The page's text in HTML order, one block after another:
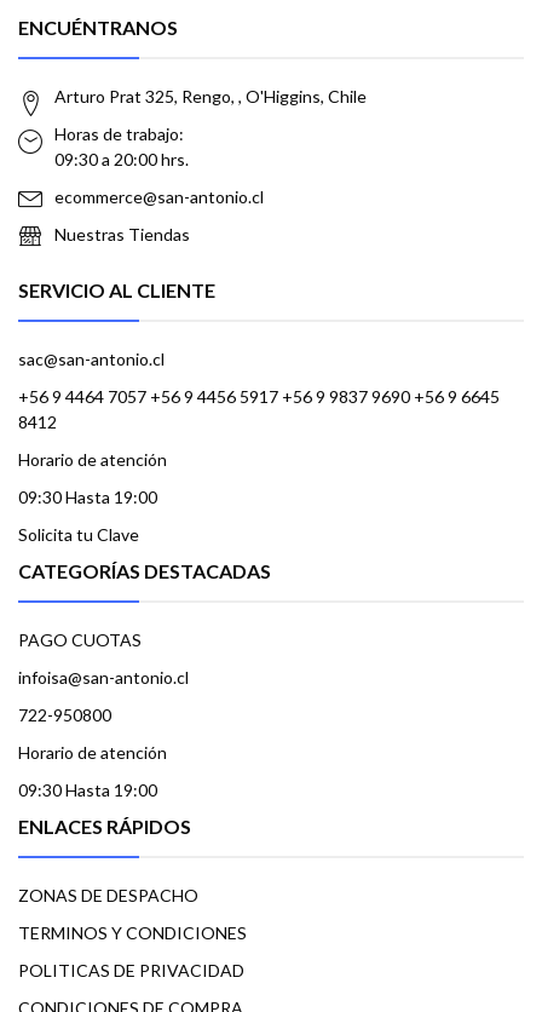
ENCUÉNTRANOS
Arturo Prat 325, Rengo, , O'Higgins, Chile
Horas de trabajo:
09:30 a 20:00 hrs.
ecommerce@san-antonio.cl
Nuestras Tiendas
SERVICIO AL CLIENTE
sac@san-antonio.cl
+56 9 4464 7057 +56 9 4456 5917 +56 9 9837 9690 +56 9 6645
8412
Horario de atención
09:30 Hasta 19:00
Solicita tu Clave
CATEGORÍAS DESTACADAS
PAGO CUOTAS
infoisa@san-antonio.cl
722-950800
Horario de atención
09:30 Hasta 19:00
ENLACES RÁPIDOS
ZONAS DE DESPACHO
TERMINOS Y CONDICIONES
POLITICAS DE PRIVACIDAD